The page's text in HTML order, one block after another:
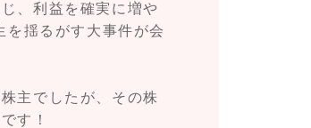
、利益を確実に増や
を揺るがす大事件が会
主でしたが、その株
す！